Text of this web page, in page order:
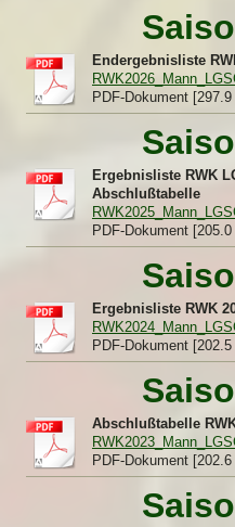
Endergebnisliste
PDF-Dokument [297.9
Ergebnisliste RWK
Abschlußtabelle
PDF-Dokument [205.0
Ergebnisliste RWK
PDF-Dokument [202.5
Abschlußtabelle
PDF-Dokument [202.6